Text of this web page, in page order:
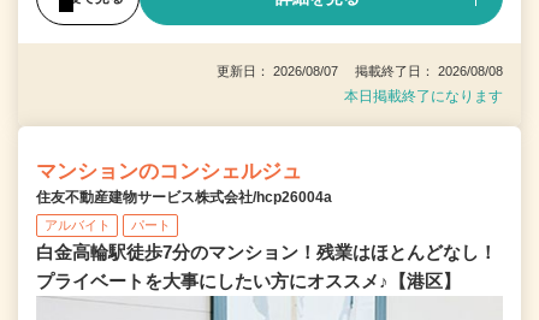
更新日： 2026/08/07 掲載終了日： 2026/08/08
本日掲載終了になります
マンションのコンシェルジュ
住友不動産建物サービス株式会社/hcp26004a
アルバイト パート
白金高輪駅徒歩7分のマンション！残業はほとんどなし！
プライベートを大事にしたい方にオススメ♪【港区】